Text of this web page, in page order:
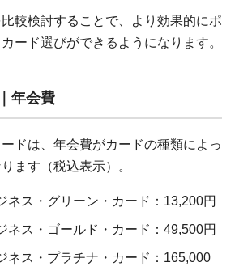
較検討することで、より効果的にポ
ード選びができるようになります。
年会費
ドは、年会費がカードの種類によっ
ます（税込表示）。
ネス・グリーン・カード：13,200円
ネス・ゴールド・カード：49,500円
ネス・プラチナ・カード：165,000